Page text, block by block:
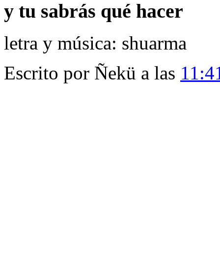
y tu sabrás qué hacer
letra y música: shuarma
Escrito por Ñekü a las